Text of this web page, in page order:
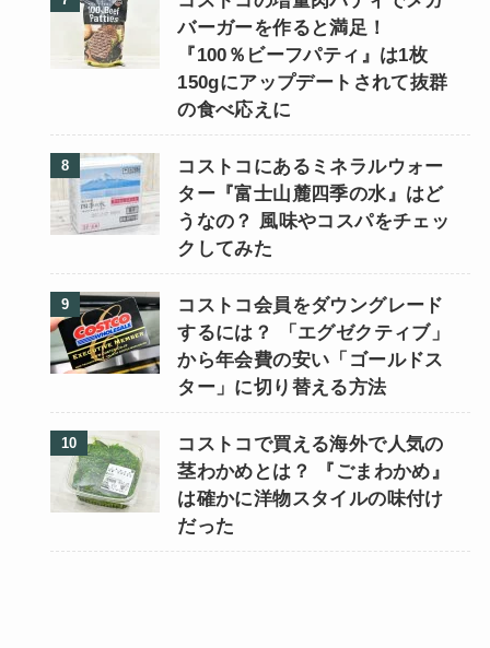
バーガーを作ると満足！
『100％ビーフパティ』は1枚
150gにアップデートされて抜群
の食べ応えに
コストコにあるミネラルウォー
ター『富士山麓四季の水』はど
うなの？ 風味やコスパをチェッ
クしてみた
コストコ会員をダウングレード
するには？ 「エグゼクティブ」
から年会費の安い「ゴールドス
ター」に切り替える方法
コストコで買える海外で人気の
茎わかめとは？ 『ごまわかめ』
は確かに洋物スタイルの味付け
だった